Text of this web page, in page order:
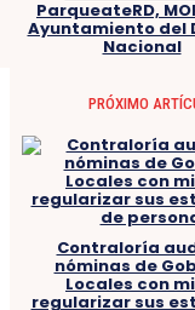
ParqueateRD,
Ayuntamiento del
Nacional
PRÓXIMO
Contraloría
nóminas de
Locales con
regularizar sus